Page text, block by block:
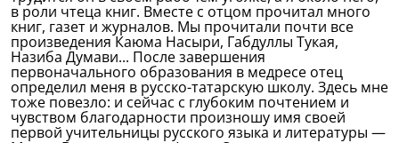
в роли чтеца книг. Вместе с отцом прочитал много
книг, газет и журналов. Мы прочитали почти все
произведения Каюма Насыри, Габдуллы Тукая,
Назиба Думави... После завершения
первоначального образования в медресе отец
определил меня в русско-татарскую школу. Здесь мне
тоже повезло: и сейчас с глубоким почтением и
чувством благодарности произношу имя своей
первой учительницы русского языка и литературы —